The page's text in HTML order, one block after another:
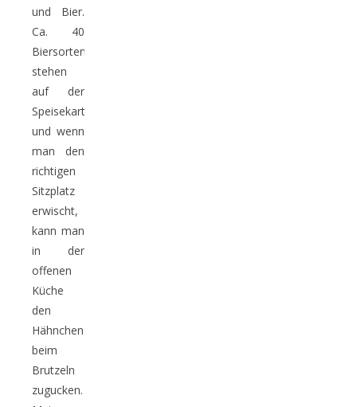
und Bier.
Ca. 40
Biersorten
stehen
auf der
Speisekarte
und wenn
man den
richtigen
Sitzplatz
erwischt,
kann man
in der
offenen
Küche
den
Hähnchen
beim
Brutzeln
zugucken.